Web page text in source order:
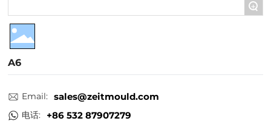
+
A6
Email: sales@zeitmould.com
电话: +86 532 87907279